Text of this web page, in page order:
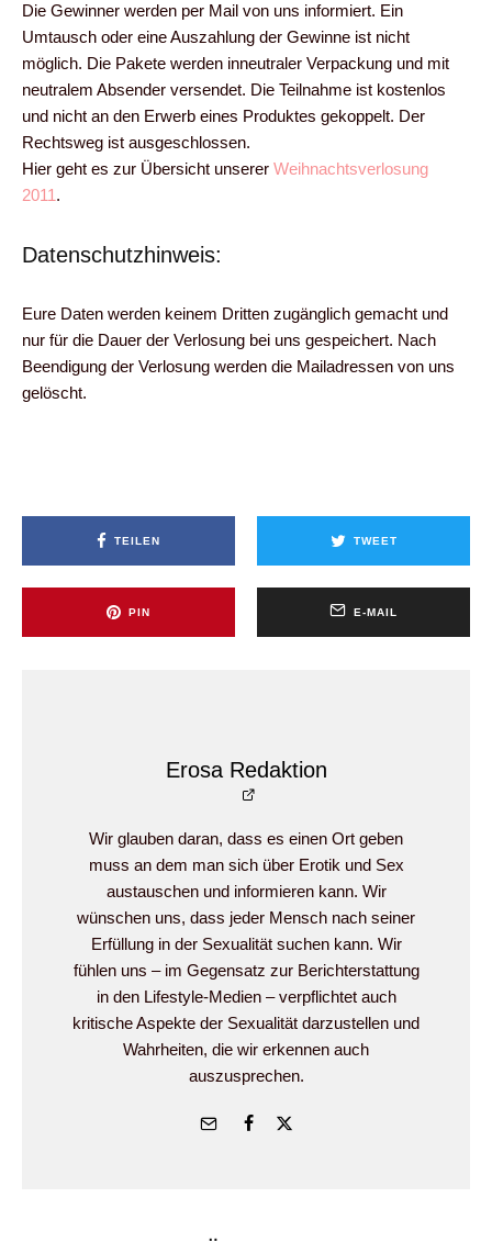
Die Gewinner werden per Mail von uns informiert. Ein
Umtausch oder eine Auszahlung der Gewinne ist nicht
möglich. Die Pakete werden inneutraler Verpackung und mit
neutralem Absender versendet. Die Teilnahme ist kostenlos
und nicht an den Erwerb eines Produktes gekoppelt. Der
Rechtsweg ist ausgeschlossen.
Hier geht es zur Übersicht unserer Weihnachtsverlosung
2011 .
Datenschutzhinweis:
Eure Daten werden keinem Dritten zugänglich gemacht und
nur für die Dauer der Verlosung bei uns gespeichert. Nach
Beendigung der Verlosung werden die Mailadressen von uns
gelöscht.
TEILEN TWEET
PIN E-MAIL
Erosa Redaktion
Wir glauben daran, dass es einen Ort geben
muss an dem man sich über Erotik und Sex
austauschen und informieren kann. Wir
wünschen uns, dass jeder Mensch nach seiner
Erfüllung in der Sexualität suchen kann. Wir
fühlen uns – im Gegensatz zur Berichterstattung
in den Lifestyle-Medien – verpflichtet auch
kritische Aspekte der Sexualität darzustellen und
Wahrheiten, die wir erkennen auch
auszusprechen.